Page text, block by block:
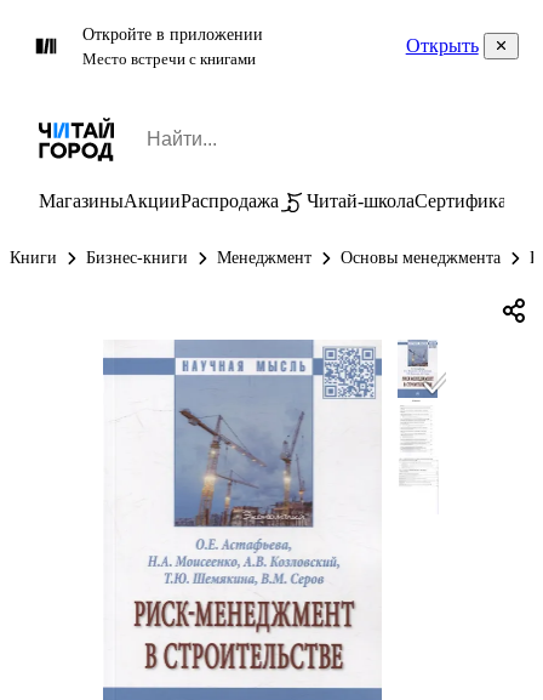
Откройте в приложении
Место встречи с книгами
Открыть
МагазиныАкцииРаспродажа Читай-школаСертификаты
Книги Бизнес-книги Менеджмент Основы менеджмента